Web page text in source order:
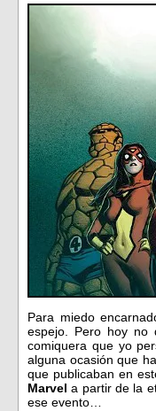
Para miedo
espejo. Pero hoy no
comiquera que yo
alguna ocasión que
que publicaban en
Marvel a partir de la
ese evento…